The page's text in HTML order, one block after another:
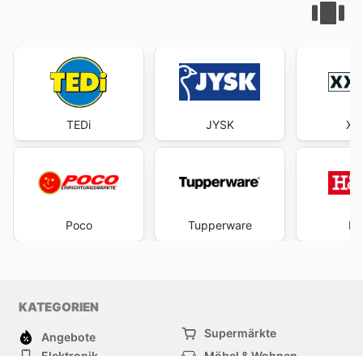
TEDi
Poco
JYSK
Tupperware
KATEGORIEN
Angebote
Supermärkte